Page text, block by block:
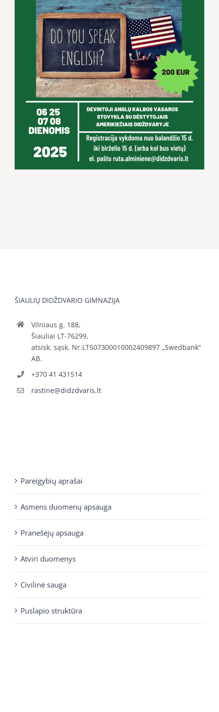
ŠIAULIŲ DIDŽDVARIO GIMNAZIJA
Vilniaus g. 188,
Šiauliai LT-76299,
atsisk. sąsk. Nr.LT507300010002409897 „Swedbank“
AB.
+370 41 431514
rastine@didzdvaris.lt
Pareigybių aprašai
Asmens duomenų apsauga
Pranešėjų apsauga
Atviri duomenys
Civilinė sauga
Puslapio struktūra